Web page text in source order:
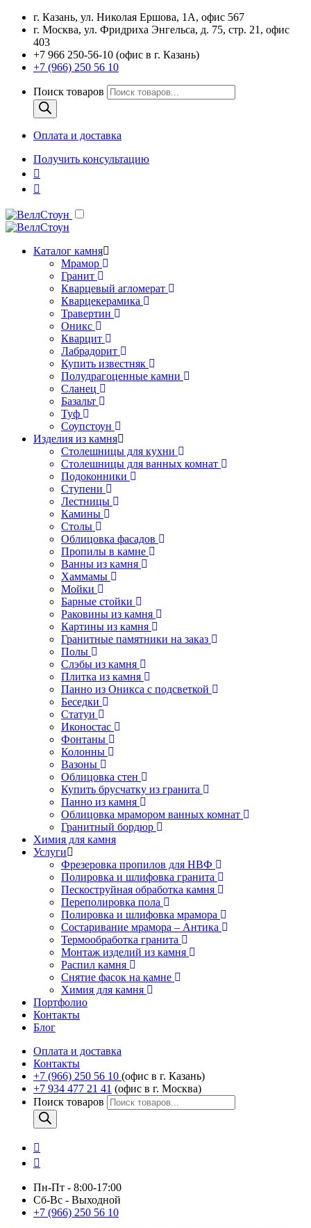
г. Казань, ул. Николая Ершова, 1А, офис 567
г. Москва, ул. Фридриха Энгельса, д. 75, стр. 21, офис
403
+7 966 250-56-10 (офис в г. Казань)
+7 (966) 250 56 10
Поиск товаров
Оплата и доставка
Получить консультацию
Каталог камня
Мрамор
Гранит
Кварцевый агломерат
Кварцекерамика
Травертин
Оникс
Кварцит
Лабрадорит
Купить известняк
Полудрагоценные камни
Сланец
Базальт
Туф
Соупстоун
Изделия из камня
Столешницы для кухни
Столешницы для ванных комнат
Подоконники
Ступени
Лестницы
Камины
Столы
Облицовка фасадов
Пропилы в камне
Ванны из камня
Хаммамы
Мойки
Барные стойки
Раковины из камня
Картины из камня
Гранитные памятники на заказ
Полы
Слэбы из камня
Плитка из камня
Панно из Оникса с подсветкой
Беседки
Статуи
Иконостас
Фонтаны
Колонны
Вазоны
Облицовка стен
Купить брусчатку из гранита
Панно из камня
Облицовка мрамором ванных комнат
Гранитный бордюр
Химия для камня
Услуги
Фрезеровка пропилов для НВФ
Полировка и шлифовка гранита
Пескоструйная обработка камня
Переполировка пола
Полировка и шлифовка мрамора
Состаривание мрамора – Антика
Термообработка гранита
Монтаж изделий из камня
Распил камня
Снятие фасок на камне
Химия для камня
Портфолио
Контакты
Блог
Оплата и доставка
Контакты
+7 (966) 250 56 10 (офис в г. Казань)
+7 934 477 21 41 (офис в г. Москва)
Поиск товаров
Пн-Пт - 8:00-17:00
Сб-Вс - Выходной
+7 (966) 250 56 10